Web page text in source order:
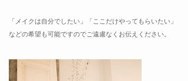
「メイクは自分でしたい」「ここだけやってもらいたい」
などの希望も可能ですのでご遠慮なくお伝えください。